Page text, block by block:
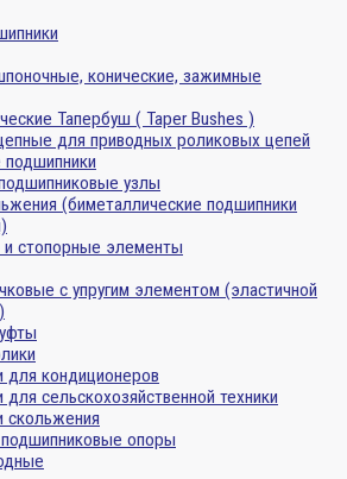
конические, зажимные
Тапербуш ( Taper Bushes )
для приводных роликовых цепей
узлы
(биметаллические подшипники
стопорные элементы
с упругим элементом (эластичной
для кондиционеров
сельскохозяйственной техники
скольжения
опоры